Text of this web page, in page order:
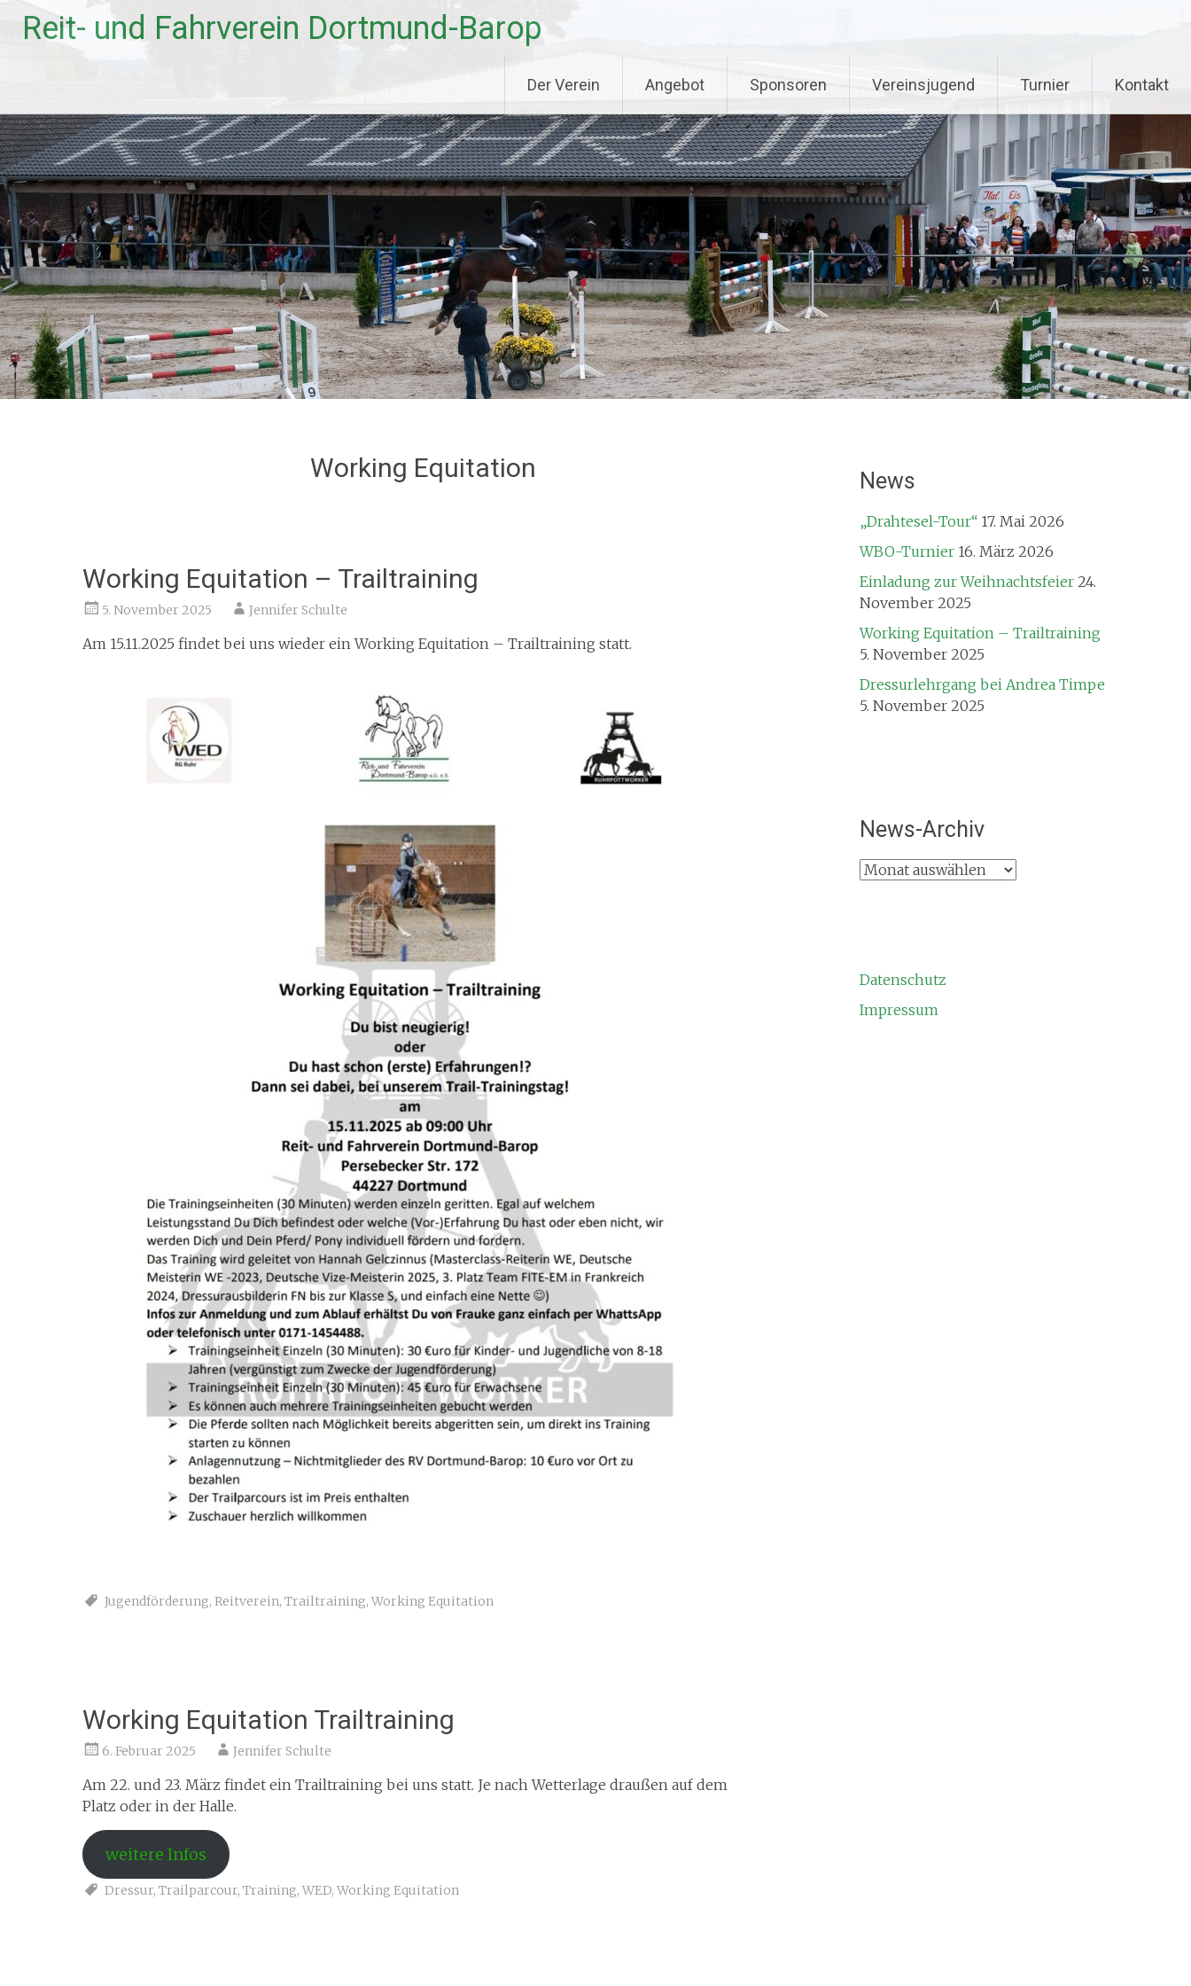
InhaltReit- und Fahrverein Dortmund-Barop
Der Verein Angebot Sponsoren Vereinsjugend Turnier Kontakt
Working Equitation
Working Equitation – Trailtraining
5. November 2025 Jennifer Schulte
Am 15.11.2025 findet bei uns wieder ein Working Equitation – Trailtraining statt.
Jugendförderung, Reitverein, Trailtraining, Working Equitation
Working Equitation Trailtraining
6. Februar 2025 Jennifer Schulte
Am 22. und 23. März findet ein Trailtraining bei uns statt. Je nach Wetterlage draußen auf dem
Platz oder in der Halle.
weitere Infos
Dressur, Trailparcour, Training, WED, Working Equitation
News
„Drahtesel-Tour“ 17. Mai 2026
WBO-Turnier 16. März 2026
Einladung zur Weihnachtsfeier 24.
November 2025
Working Equitation – Trailtraining
5. November 2025
Dressurlehrgang bei Andrea Timpe
5. November 2025
News-Archiv
News-
Datenschutz
Impressum